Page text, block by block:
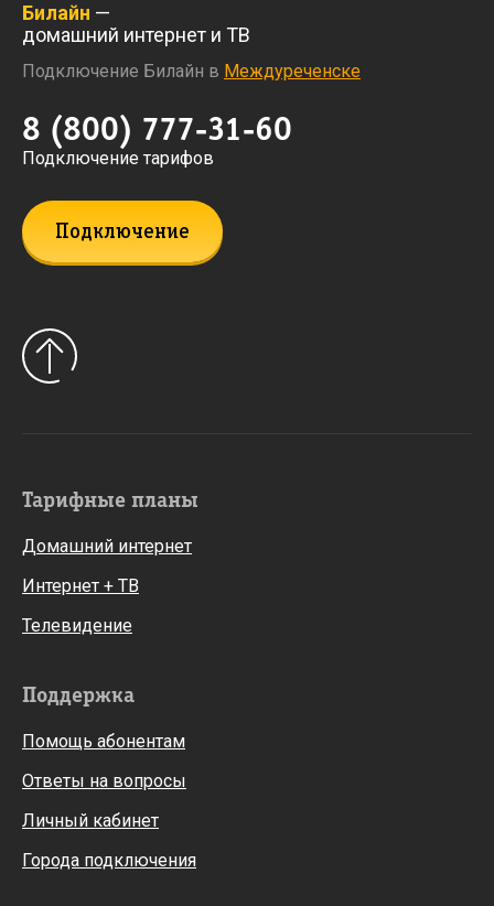
Билайн —
домашний интернет и ТВ
Подключение Билайн в Междуреченске
8 (800) 777-31-60
Подключение тарифов
Подключение
Тарифные планы
Домашний интернет
Интернет + ТВ
Телевидение
Поддержка
Помощь абонентам
Ответы на вопросы
Личный кабинет
Города подключения